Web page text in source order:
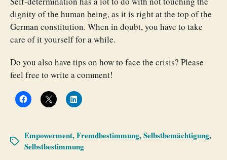
dignity of the human being, as it is right at the top of the
German constitution. When in doubt, you have to take
care of it yourself for a while.
Do you also have tips on how to face the crisis? Please
feel free to write a comment!
Empowerment,Fremdbestimmung,Selbstbemächtigung,
Selbstbestimmung